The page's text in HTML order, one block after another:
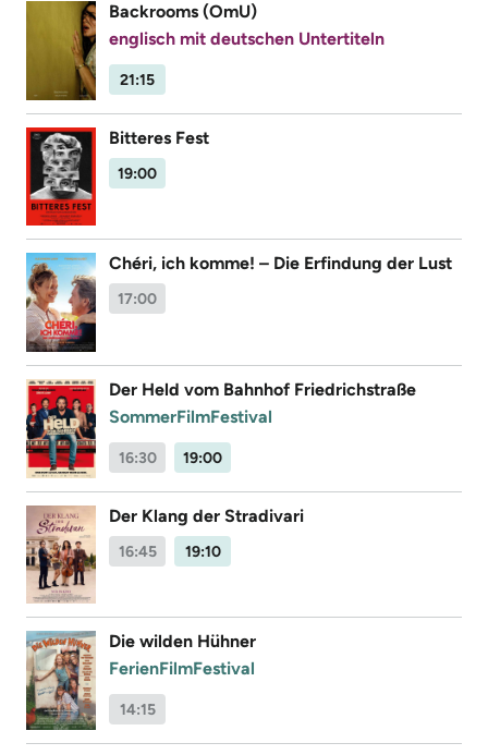
Backrooms (OmU)
englisch mit deutschen Untertiteln
21:15
Bitteres Fest
19:00
Chéri, ich komme! – Die Erfindung der Lust
17:00
Der Held vom Bahnhof Friedrichstraße
SommerFilmFestival
16:30 19:00
Der Klang der Stradivari
16:45 19:10
Die wilden Hühner
FerienFilmFestival
14:15